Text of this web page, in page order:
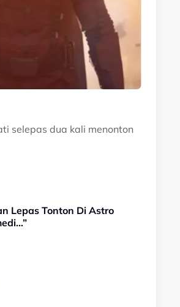
selepas dua kali menonton
Lepas Tonton Di Astro